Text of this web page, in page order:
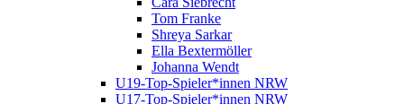
Tom Franke
Shreya Sarkar
Ella Bextermöller
Johanna Wendt
U19-Top-Spieler*innen NRW
U17-Top-Spieler*innen NRW